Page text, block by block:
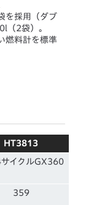
を採用（ダブ
（2袋）。
燃料計を標準
HT3813
イクルGX360
359